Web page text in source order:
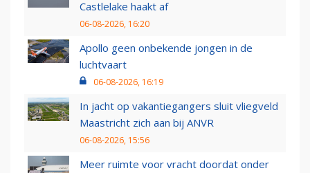
Castlelake haakt af
06-08-2026, 16:20
Apollo geen onbekende jongen in de
luchtvaart
06-08-2026, 16:19
In jacht op vakantiegangers sluit vliegveld
Maastricht zich aan bij ANVR
06-08-2026, 15:56
Meer ruimte voor vracht doordat onder